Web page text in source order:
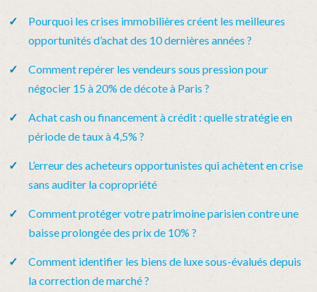
Pourquoi les crises immobilières créent les meilleures
opportunités d’achat des 10 dernières années ?
Comment repérer les vendeurs sous pression pour
négocier 15 à 20% de décote à Paris ?
Achat cash ou financement à crédit : quelle stratégie en
période de taux à 4,5% ?
L’erreur des acheteurs opportunistes qui achètent en crise
sans auditer la copropriété
Comment protéger votre patrimoine parisien contre une
baisse prolongée des prix de 10% ?
Comment identifier les biens de luxe sous-évalués depuis
la correction de marché ?